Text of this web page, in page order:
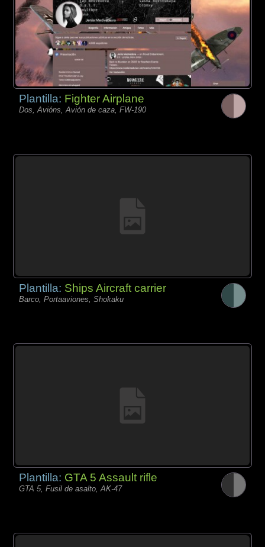
Plantilla: Fighter Airplane
Dos, Avións, Avión de caza, FW-190
Plantilla: Ships Aircraft carrier
Barco, Portaaviones, Shokaku
Plantilla: GTA 5 Assault rifle
GTA 5, Fusil de asalto, AK-47